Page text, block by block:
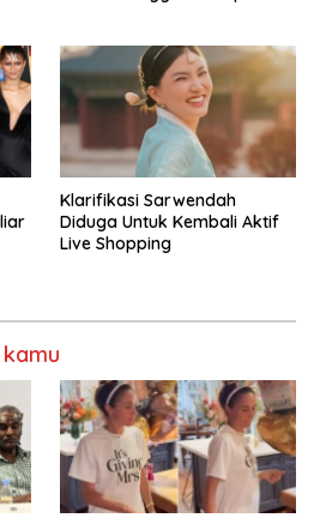
Klarifikasi Sarwendah
Diduga Untuk Kembali Aktif
Live Shopping